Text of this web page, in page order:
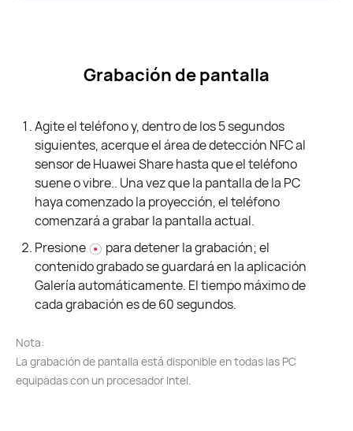
Grabación de pantalla
Agite el teléfono y, dentro de los 5 segundos
siguientes, acerque el área de detección NFC al
sensor de Huawei Share hasta que el teléfono
suene o vibre.. Una vez que la pantalla de la PC
haya comenzado la proyección, el teléfono
comenzará a grabar la pantalla actual.
Presione
para detener la grabación; el
contenido grabado se guardará en la aplicación
Galería automáticamente. El tiempo máximo de
cada grabación es de 60 segundos.
Nota:
La grabación de pantalla está disponible en todas las PC
equipadas con un procesador Intel.